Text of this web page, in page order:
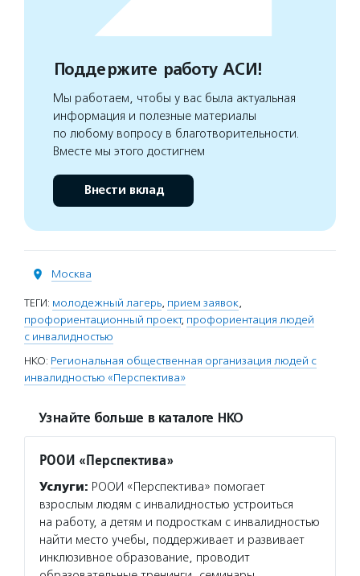
Поддержите работу АСИ!
Мы работаем, чтобы у вас была актуальная
информация и полезные материалы
по любому вопросу в благотворительности.
Вместе мы этого достигнем
Внести вклад
Москва
ТЕГИ: молодежный лагерь, прием заявок,
профориентационный проект, профориентация людей
с инвалидностью
НКО: Региональная общественная организация людей с
инвалидностью «Перспектива»
Узнайте больше в каталоге НКО
РООИ «Перспектива»
Услуги: РООИ «Перспектива» помогает
взрослым людям с инвалидностью устроиться
на работу, а детям и подросткам с инвалидностью
найти место учебы, поддерживает и развивает
инклюзивное образование, проводит